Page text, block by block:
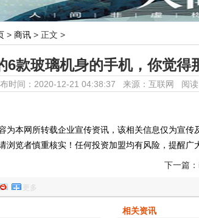
> 商讯 > 正文 >
6款玻璃机身的手机，你觉得
时间：2020-12-21 04:38:37 来源：互联网 阅
为本网所转载企业宣传资讯，该相关信息仅为宣传
浏览者慎重核实！任何投资加盟均有风险，提醒广
下一篇：
更多
相关资讯